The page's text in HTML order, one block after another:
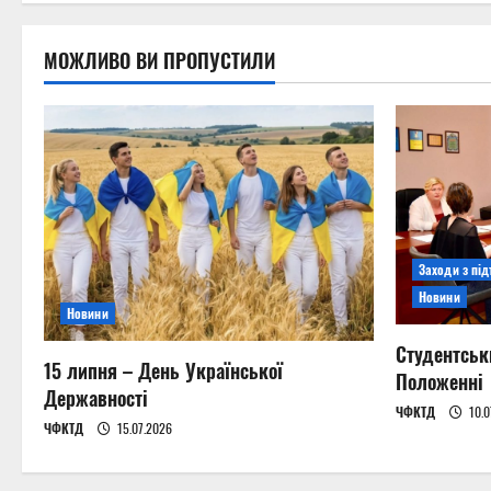
o
n
МОЖЛИВО ВИ ПРОПУСТИЛИ
Новини
15 липня – День Української
Державності
ЧФКТД 15.07.2026
Заходи з
Новини
Положенні
ЧФКТД